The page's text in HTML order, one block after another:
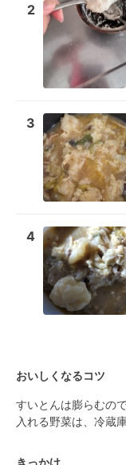
2
3
4
おいしくなるコツ
すいとんは膨らむの
入れる野菜は、冷蔵
きっかけ